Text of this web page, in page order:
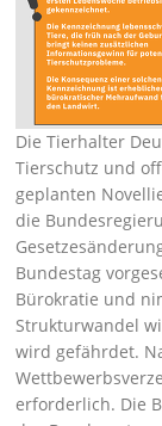
Die Tierhalter
Tierschutz und
geplanten
die
Bundestag
Bürokratie und
Strukturwandel
wird gefährdet.
erforderlich. Die